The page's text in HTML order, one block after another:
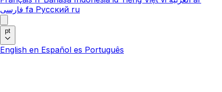
فارسی fa Русский ru
pt
English en Español es Português